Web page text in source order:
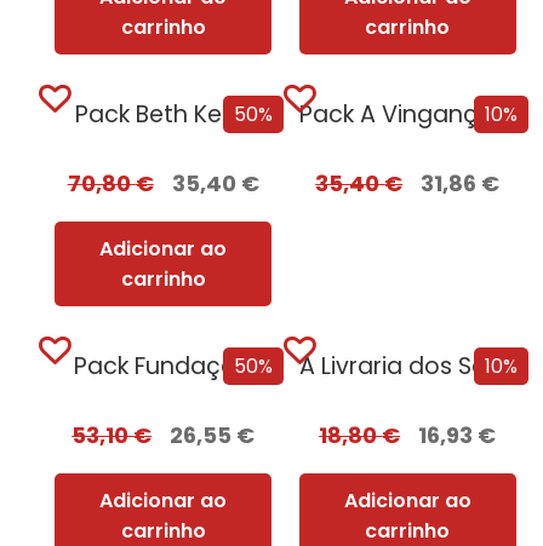
carrinho
carrinho
50%
Pack Beth Kerry
70,80€ 35,40 €
Adicionar ao
carrinho
10%
Pack A Vingança Serve-se Fria
35,40€ 31,86 €
50%
Pack Fundação
53,10€ 26,55 €
Adicionar ao
carrinho
10%
A Livraria dos Segredos
18,80€ 16,93 €
Adicionar ao
carrinho